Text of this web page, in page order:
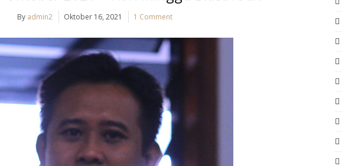
By admin2 Oktober 16, 2021 1 Comment